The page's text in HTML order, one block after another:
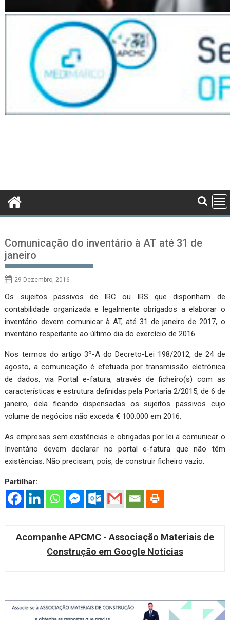
Comunicação do inventário à AT até 31 de
janeiro
29 Dezembro, 2016
Os sujeitos passivos de IRC ou IRS que disponham de
contabilidade organizada e legalmente obrigados a elaborar o
inventário devem comunicar à AT, até 31 de janeiro de 2017, o
inventário respeitante ao último dia do exercício de 2016.
Nos termos do artigo 3º-A do Decreto-Lei 198/2012, de 24 de
agosto, a comunicação é efetuada por transmissão eletrónica
de dados, via Portal e-fatura, através de ficheiro(s) com as
características e estrutura definidas pela Portaria 2/2015, de 6 de
janeiro, dela ficando dispensadas os sujeitos passivos cujo
volume de negócios não exceda € 100.000 em 2016.
As empresas sem existências e obrigadas por lei a comunicar o
Inventário devem declarar no portal e-fatura que não têm
existências. Não precisam, pois, de construir ficheiro vazio.
Partilhar:
Acompanhe APCMC - Associação Materiais de
Construção em Google Notícias